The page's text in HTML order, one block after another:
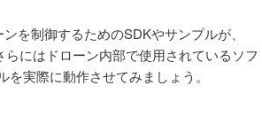
を制御するためのSDKやサンプルが、
にはドローン内部で使用されているソフ
実際に動作させてみましょう。